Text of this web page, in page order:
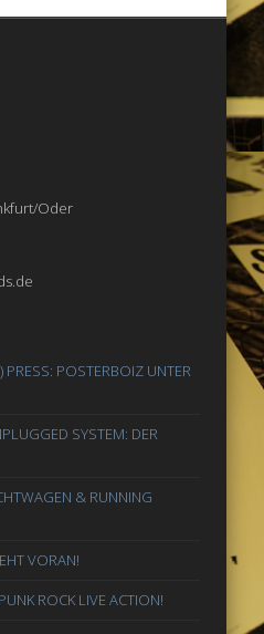
Oder
PRESS: POSTERBOIZ UNTER
SYSTEM: DER
& RUNNING
VORAN!
ROCK LIVE ACTION!